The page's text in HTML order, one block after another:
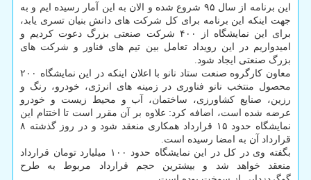
این برنامه از سال ۹۵ شروع شده و الان به این آمار رسیده ایم و به
جهت اینکه این برنامه برای کل شرکت های دانش بنیان تسری یابد،
برای این نمایشگاه از ۴۰۰ شرکت صنعتی بزرگ دعوت کردیم و
امیدواریم در این رویداد تعامل بین تیم های فناور و شرکت های
بزرگ صنعتی ایجاد شود.
معاون کارگروه صنعت ستاد نانو با اعلان اینکه در این نمایشگاه ۲۰۰
محصول منتخب نانو فناوری در زمینه های انرژی، خودرو، رنگ و
رزین، صنایع کشاورزی، ساختمان، آب و محیط زیست و خودرو
عرضه شده است، اضافه کرد: علاوه بر آن مقرر است تا اختتام این
نمایشگاه حدود ۱۵ قرارداد همکاری منعقد شود و در روز گذشته ۸
قرارداد آن به امضا رسیده است.
بگفته وی در کل در این نمایشگاه حدود ۱۰۰ میلیارد تومان قرارداد
منعقد خواهد شد و بیشترین حجم قرارداد مربوط به طرح